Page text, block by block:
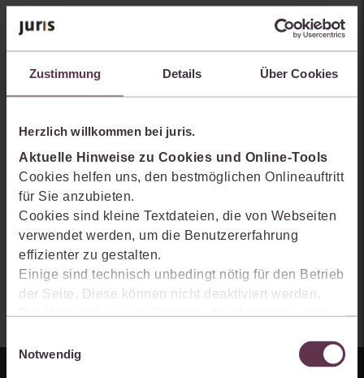
Zustimmung Details Über Cookies
Herzlich willkommen bei juris.
Aktuelle Hinweise zu Cookies und Online-Tools
Cookies helfen uns, den bestmöglichen Onlineauftritt
für Sie anzubieten.
Cookies sind kleine Textdateien, die von Webseiten
verwendet werden, um die Benutzererfahrung
effizienter zu gestalten.
Einige sind technisch unbedingt nötig für den Betrieb
der Seite. Diese können nicht deaktiviert werden.
Der Verwendung von Cookies, die Marketing- oder
Produkte zu optimieren, können Sie zustimmen,
indem Sie auf „Alles akzeptieren“ klicken. Mit Ihrer
Notwendig
Sie kennen juris noch nicht?
Erhalten Sie einen Einblick, wie juris das Rechts- und
Praxiswissensmanagement der Zukunft gestaltet, welche
Möglichkeiten Ihnen das juris Portal bietet und wie mit juris Ihre